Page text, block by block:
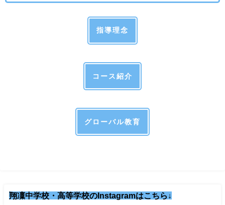
指導理念
コース紹介
グローバル教育
翔凜中学校・高等学校のInstagramはこちら↓